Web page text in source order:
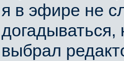
я в эфире не
выбрал